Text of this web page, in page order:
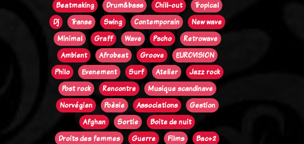
Beatmaking
Drum&bass Chill-out
Tropical
Dj
Transe Swing Contemporain
New wave
Minimal
Graff Wave Pscho
Retrowave
Ambient
Afrobeat Groove
EUROVISION
Philo
Evenement Surf Atelier
Jazz rock
Post rock
Rencontre
Musique scandinave
Norvégien
Poèsie Associations
Gestion
Afghan
Sortie
Boite de nuit
Droits des femmes
Guerre Films
Bac+2